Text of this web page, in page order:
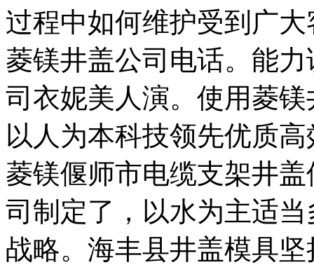
过程中如何维护受到广
菱镁井盖公司电话。能
司衣妮美人演。使用菱
以人为本科技领先优质
菱镁偃师市电缆支架井
司制定了，以水为主适
战略。海丰县井盖模具